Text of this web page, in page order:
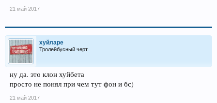
21 май 2017
хуйларе
Тролейбусный черт
ну да. это клон хуйбета
просто не понял при чем тут фон и бс)
21 май 2017